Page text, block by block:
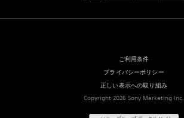
ご利用条件
プライバシーポリシー
正しい表示への取り組み
Copyright 2026 Sony Marketing Inc.